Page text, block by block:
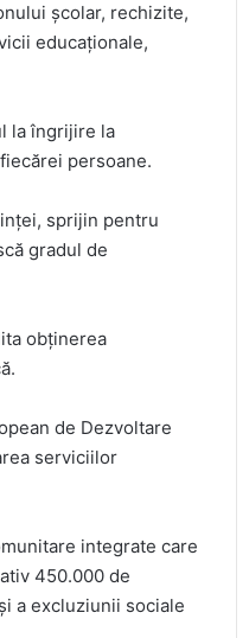
școlar, rechizite,
educaționale,
la îngrijire la
persoane.
sprijin pentru
gradul de
obținerea
de Dezvoltare
serviciilor
integrate care
450.000 de
a excluziunii sociale